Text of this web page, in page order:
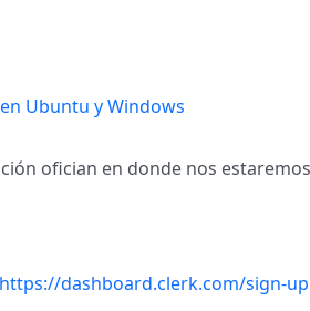
Ubuntu y Windows
ofician en donde nos
https://dashboard.clerk.com/sign-up